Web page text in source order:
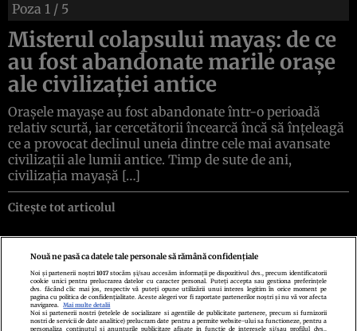
Poza 1 / 5
Misterul colapsului mayaș: de ce
au fost abandonate marile orașe
ale civilizației antice
Orașele mayașe au fost abandonate într-o perioadă
relativ scurtă, iar cercetătorii încearcă încă să înțeleagă
ce a provocat declinul uneia dintre cele mai avansate
civilizații ale lumii antice. Timp de sute de ani,
civilizația mayașă […]
Citește tot articolul
Politica de confidenţialitatePolitica de cookiesTermeni şi condiţii
Echipa redacționalăContactSetări Cookies
Nouă ne pasă ca datele tale personale să rămână confidențiale
Noi și partenerii noștri1017 stocăm și/sau accesăm informații pe dispozitivul dvs., precum identificatorii
cookie unici pentru prelucrarea datelor cu caracter personal. Puteți accepta sau gestiona preferințele
dvs. făcând clic mai jos, respectiv vă puteți opune utilizării unui interes legitim în orice moment pe
pagina cu politica de confidențialitate. Aceste alegeri vor fi raportate partenerilor noștri și nu vă vor afecta
navigarea.
Mai multe detalii
Noi si partenerii nostri (retelele de socializare si agentiile de publicitate partenere, precum si furnizorii
nostri de servicii de date analitice) prelucram date pentru a permite website-ului sa functioneze, pentru a
personaliza continutul si anunturile publicitare afisate in functie de interesele si/sau profilul dvs.,